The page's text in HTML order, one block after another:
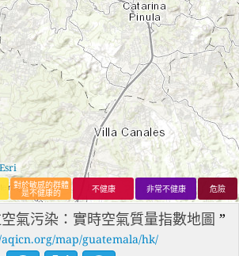
Esri
對於敏感的群體
是不健康的 不健康 非常不健康 危險
氣污染：實時空氣質量指數地圖 ”
map/guatemala/hk/